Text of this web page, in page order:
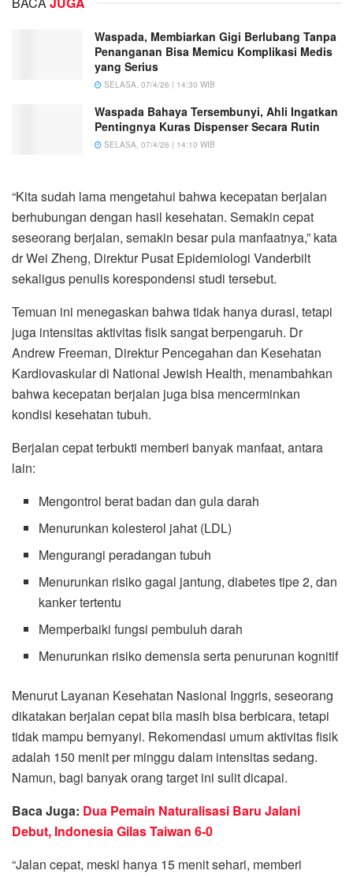
Waspada, Membiarkan Gigi Berlubang Tanpa
Penanganan Bisa Memicu Komplikasi Medis
yang Serius
SELASA, 07/4/26 | 14:30 WIB
Waspada Bahaya Tersembunyi, Ahli Ingatkan
Pentingnya Kuras Dispenser Secara Rutin
SELASA, 07/4/26 | 14:10 WIB
“Kita sudah lama mengetahui bahwa kecepatan berjalan
berhubungan dengan hasil kesehatan. Semakin cepat
seseorang berjalan, semakin besar pula manfaatnya,” kata
dr Wei Zheng, Direktur Pusat Epidemiologi Vanderbilt
sekaligus penulis korespondensi studi tersebut.
Temuan ini menegaskan bahwa tidak hanya durasi, tetapi
juga intensitas aktivitas fisik sangat berpengaruh. Dr
Andrew Freeman, Direktur Pencegahan dan Kesehatan
Kardiovaskular di National Jewish Health, menambahkan
bahwa kecepatan berjalan juga bisa mencerminkan
kondisi kesehatan tubuh.
Berjalan cepat terbukti memberi banyak manfaat, antara
lain:
Mengontrol berat badan dan gula darah
Menurunkan kolesterol jahat (LDL)
Mengurangi peradangan tubuh
Menurunkan risiko gagal jantung, diabetes tipe 2, dan
kanker tertentu
Memperbaiki fungsi pembuluh darah
Menurunkan risiko demensia serta penurunan kognitif
Menurut Layanan Kesehatan Nasional Inggris, seseorang
dikatakan berjalan cepat bila masih bisa berbicara, tetapi
tidak mampu bernyanyi. Rekomendasi umum aktivitas fisik
adalah 150 menit per minggu dalam intensitas sedang.
Namun, bagi banyak orang target ini sulit dicapai.
Baca Juga: Dua Pemain Naturalisasi Baru Jalani
Debut, Indonesia Gilas Taiwan 6-0
“Jalan cepat, meski hanya 15 menit sehari, memberi